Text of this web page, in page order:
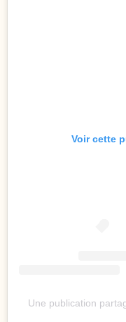
Voir cette
Une publication